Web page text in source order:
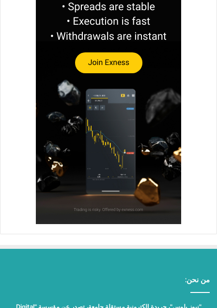
من نحن: